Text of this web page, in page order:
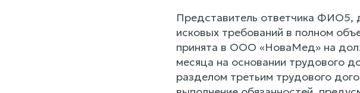
Представитель ответчика ФИО5,
исковых требований в полном
принята в ООО «НоваМед» на
месяца на основании
разделом третьим трудового